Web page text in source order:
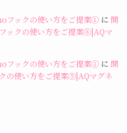
フックの使い方をご提案①に 開
ックの使い方をご提案⑧|AQマ
フックの使い方をご提案①に 開
の使い方をご提案⑤|AQマグネ